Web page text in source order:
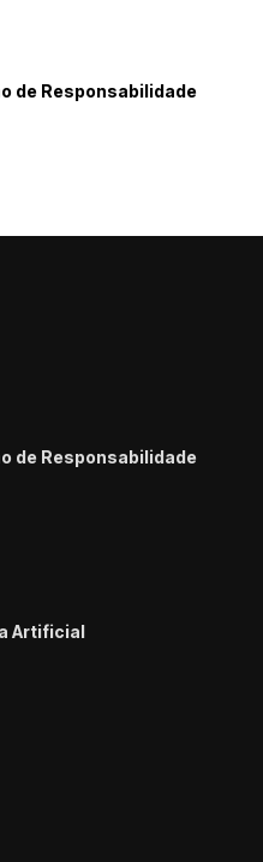
de Responsabilidade
de Responsabilidade
Artificial